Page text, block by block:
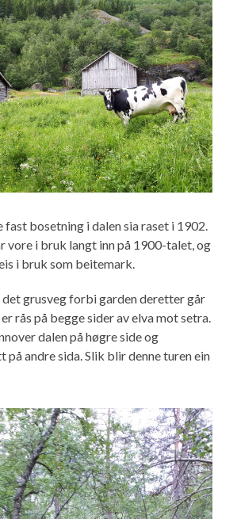
fast bosetning i dalen sia raset i 1902.
vore i bruk langt inn på 1900-talet, og
i bruk som beitemark.
det grusveg forbi garden deretter går
rås på begge sider av elva mot setra.
dalen på høgre side og
andre sida. Slik blir denne turen ein